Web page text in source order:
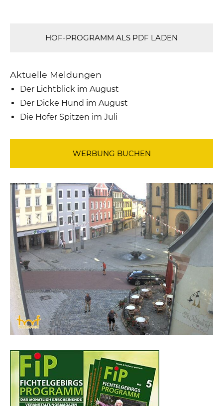
HOF-PROGRAMM ALS PDF LADEN
Aktuelle Meldungen
Der Lichtblick im August
Der Dicke Hund im August
Die Hofer Spitzen im Juli
WERBUNG BUCHEN